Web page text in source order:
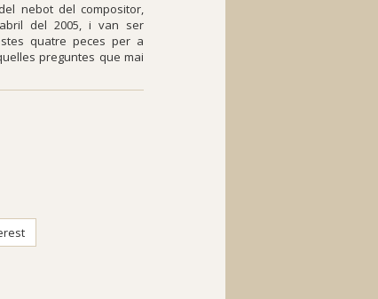
nebot del compositor,
del 2005, i van ser
quatre peces per a
preguntes que mai